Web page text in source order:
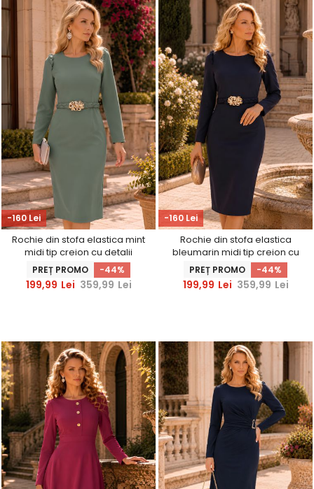
-160 Lei
Rochie din stofa elastica mint
midi tip creion cu detalii
impletite la umeri si curea -
StarShinerS
PREȚ PROMO -44%
199,99 Lei 359,99 Lei
-160 Lei
Rochie din stofa elastica
bleumarin midi tip creion cu
detalii impletite la umeri si
curea - StarShinerS
PREȚ PROMO -44%
199,99 Lei 359,99 Lei